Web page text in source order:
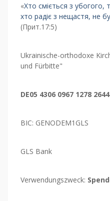
«Хто сміється з
хто радіє з нещастя, не
(Прит.17:5)
Ukrainische-orthodoxe
und Fürbitte"
DE05 4306 0967 1278
BIC: GENODEM1GLS
GLS Bank
Verwendungszweck: